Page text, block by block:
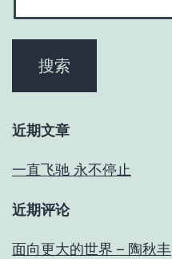
近期文章
一直飞驰 永不停止
近期评论
面向更大的世界 – 陶秋丰